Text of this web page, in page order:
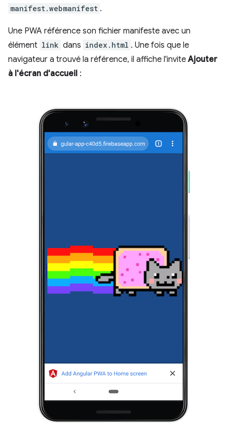
manifest.webmanifest .
Une PWA référence son fichier manifeste avec un
élément link dans index.html . Une fois que le
navigateur a trouvé la référence, il affiche l'inviteAjouter
à l'écran d'accueil :